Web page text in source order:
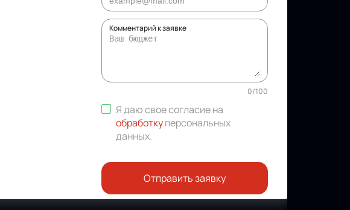
Комментарий к заявке
0/100
Я даю свое согласие на
обработкуперсональных
данных.
Отправить заявку